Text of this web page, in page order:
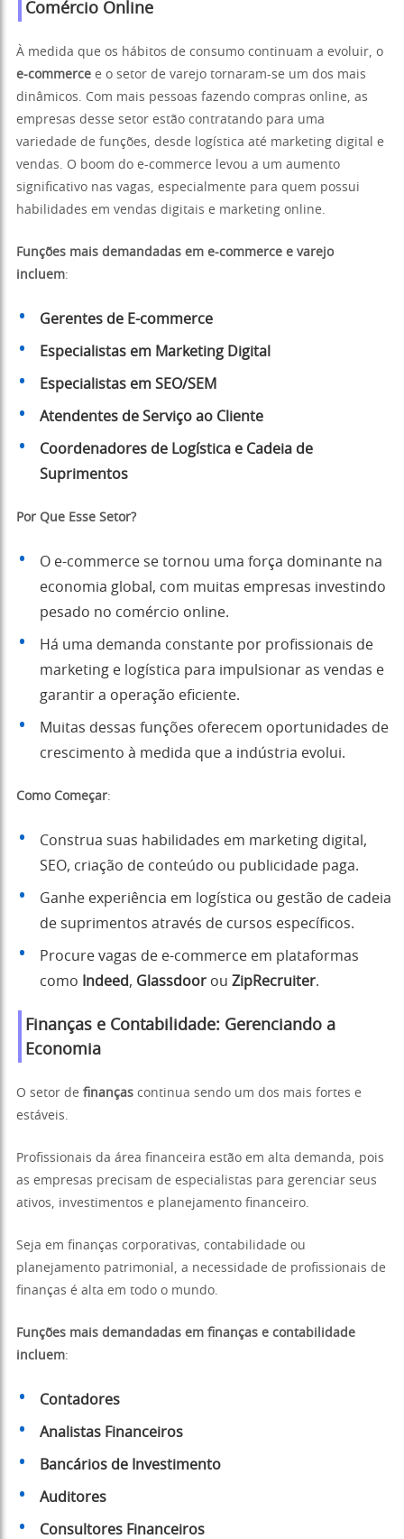
Comércio Online
À medida que os hábitos de consumo continuam a evoluir, o
e-commerce e o setor de varejo tornaram-se um dos mais
dinâmicos. Com mais pessoas fazendo compras online, as
empresas desse setor estão contratando para uma
variedade de funções, desde logística até marketing digital e
vendas. O boom do e-commerce levou a um aumento
significativo nas vagas, especialmente para quem possui
habilidades em vendas digitais e marketing online.
Funções mais demandadas em e-commerce e varejo
incluem:
Gerentes de E-commerce
Especialistas em Marketing Digital
Especialistas em SEO/SEM
Atendentes de Serviço ao Cliente
Coordenadores de Logística e Cadeia de
Suprimentos
Por Que Esse Setor?
O e-commerce se tornou uma força dominante na
economia global, com muitas empresas investindo
pesado no comércio online.
Há uma demanda constante por profissionais de
marketing e logística para impulsionar as vendas e
garantir a operação eficiente.
Muitas dessas funções oferecem oportunidades de
crescimento à medida que a indústria evolui.
Como Começar:
Construa suas habilidades em marketing digital,
SEO, criação de conteúdo ou publicidade paga.
Ganhe experiência em logística ou gestão de cadeia
de suprimentos através de cursos específicos.
Procure vagas de e-commerce em plataformas
como
Indeed, Glassdoor ou ZipRecruiter.
Finanças e Contabilidade: Gerenciando a
Economia
O setor de finanças continua sendo um dos mais fortes e
estáveis.
Profissionais da área financeira estão em alta demanda, pois
as empresas precisam de especialistas para gerenciar seus
ativos, investimentos e planejamento financeiro.
Seja em finanças corporativas, contabilidade ou
planejamento patrimonial, a necessidade de profissionais de
finanças é alta em todo o mundo.
Funções mais demandadas em finanças e contabilidade
incluem:
Contadores
Analistas Financeiros
Bancários de Investimento
Auditores
Consultores Financeiros